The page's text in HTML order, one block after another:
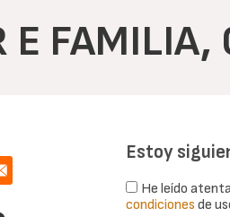
E FAMILIA,
Estoy
He leído
condiciones de